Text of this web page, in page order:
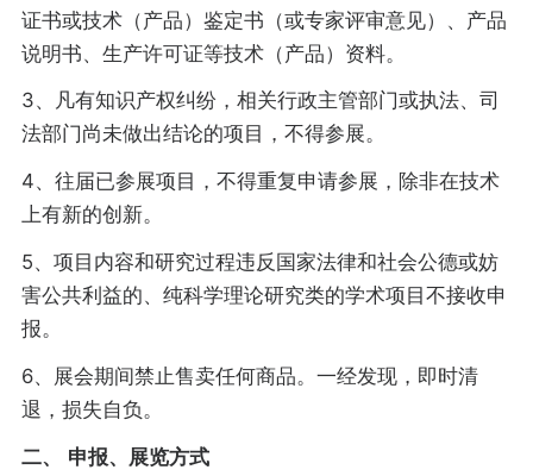
证书或技术（产品）鉴定书（或专家评审意见）、产品
说明书、生产许可证等技术（产品）资料。
3、凡有知识产权纠纷，相关行政主管部门或执法、司
法部门尚未做出结论的项目，不得参展。
4、往届已参展项目，不得重复申请参展，除非在技术
上有新的创新。
5、项目内容和研究过程违反国家法律和社会公德或妨
害公共利益的、纯科学理论研究类的学术项目不接收申
报。
6、展会期间禁止售卖任何商品。一经发现，即时清
退，损失自负。
二、
申报、展览方式